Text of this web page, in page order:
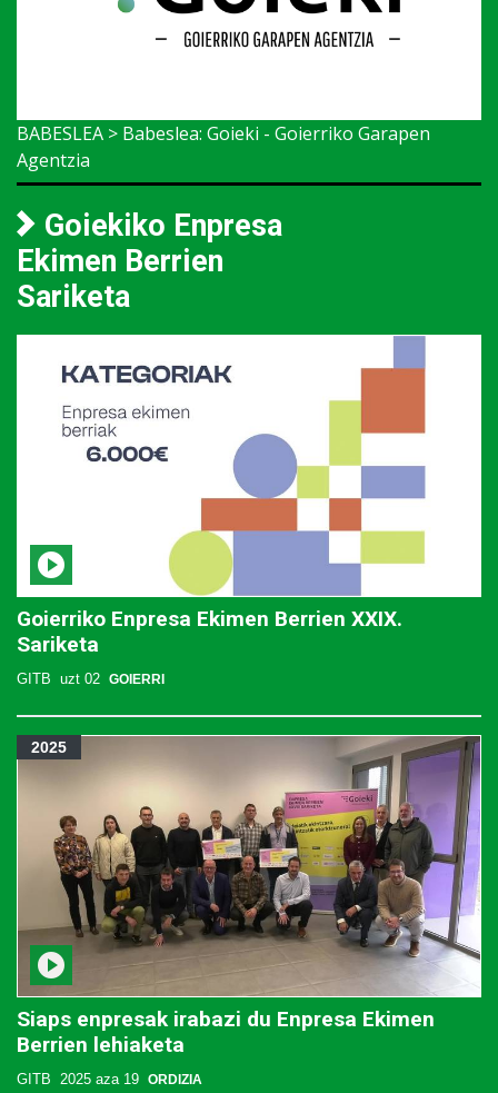
BABESLEA > Babeslea: Goieki - Goierriko Garapen
Agentzia
Goiekiko Enpresa
Ekimen Berrien
Sariketa
Goierriko Enpresa Ekimen Berrien XXIX.
Sariketa
GITB uzt 02 GOIERRI
2025
Siaps enpresak irabazi du Enpresa Ekimen
Berrien lehiaketa
GITB 2025 aza 19 ORDIZIA